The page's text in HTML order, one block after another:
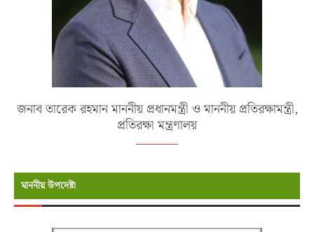
জনাব তারেক রহমান মাননীয় প্রধানমন্ত্রী ও মাননীয় প্রতিরক্ষামন্ত্রী,
প্রতিরক্ষা মন্ত্রণালয়
মাননীয় উপদেষ্টা